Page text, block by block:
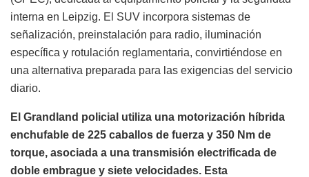
interna en Leipzig. El SUV incorpora sistemas de
señalización, preinstalación para radio, iluminación
específica y rotulación reglamentaria, convirtiéndose en
una alternativa preparada para las exigencias del servicio
diario.
El Grandland policial utiliza una motorización híbrida
enchufable de 225 caballos de fuerza y 350 Nm de
torque, asociada a una transmisión electrificada de
doble embrague y siete velocidades. Esta